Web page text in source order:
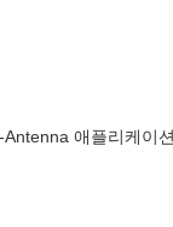
애플리케이